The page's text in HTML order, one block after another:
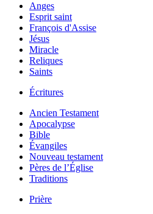
Anges
Esprit saint
François d'Assise
Jésus
Miracle
Reliques
Saints
Écritures
Ancien Testament
Apocalypse
Bible
Évangiles
Nouveau testament
Pères de l’Église
Traditions
Prière